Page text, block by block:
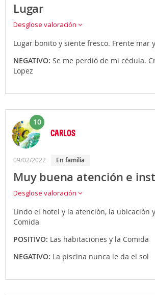
Lugar
Desglose valoración
Lugar bonito y siente fresco. Frente mar
NEGATIVO: Se me perdió de mi cédula.
Lopez
10
CARLOS
09/02/2022 en familia
Muy buena atención e
Desglose valoración
Lindo el hotel y la atención, la ubicación
Comida
POSITIVO: Las habitaciones y la Comida
NEGATIVO: La piscina nunca le da el sol